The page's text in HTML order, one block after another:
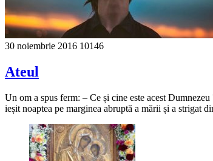
30 noiembrie 2016 10146
Ateul
Un om a spus ferm: – Ce și cine este acest
ieșit noaptea pe marginea abruptă a mării și a strigat